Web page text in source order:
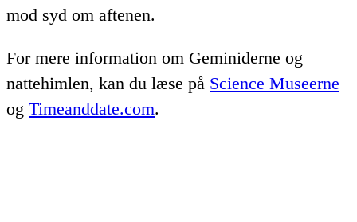
mod syd om aftenen.
For mere information om Geminiderne og
nattehimlen, kan du læse på Science Museerne
og Timeanddate.com.